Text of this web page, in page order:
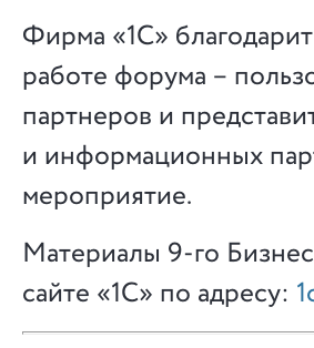
Фирма «1С»
работе форума –
партнеров и
и информационных
мероприятие.
Материалы 9-го
сайте «1С» по адресу: